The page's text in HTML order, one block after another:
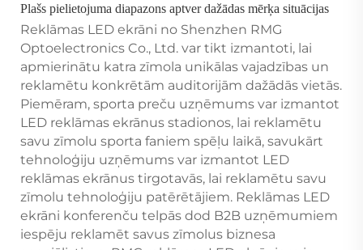
Plašs pielietojuma diapazons aptver dažādas mērķa situācijas
Reklāmas LED ekrāni no Shenzhen RMG
Optoelectronics Co., Ltd. var tikt izmantoti, lai
apmierinātu katra zīmola unikālas vajadzības un
reklamētu konkrētām auditorijām dažādās vietās.
Piemēram, sporta preču uzņēmums var izmantot
LED reklāmas ekrānus stadionos, lai reklamētu
savu zīmolu sporta faniem spēļu laikā, savukārt
tehnoloģiju uzņēmums var izmantot LED
reklāmas ekrānus tirgotavās, lai reklamētu savu
zīmolu tehnoloģiju patērētājiem. Reklāmas LED
ekrāni konferenču telpās dod B2B uzņēmumiem
iespēju reklamēt savus zīmolus biznesa